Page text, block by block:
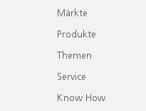
Märkte
Produkte
Themen
Service
Know How